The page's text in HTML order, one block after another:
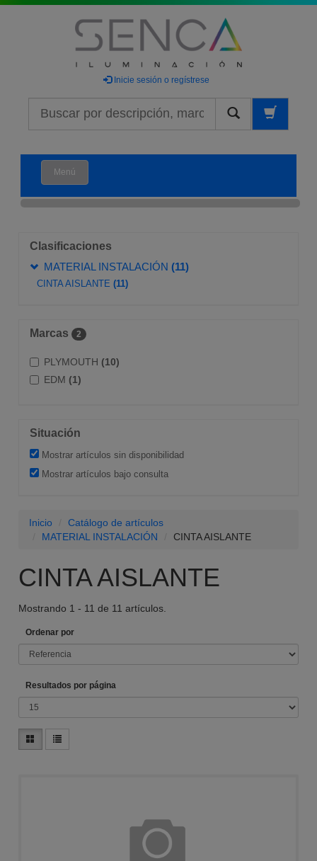
Inicie sesión o regístrese
Buscar
Menú
Clasificaciones
MATERIAL INSTALACIÓN(11)
CINTA AISLANTE(11)
Marcas 2
PLYMOUTH (10)
EDM (1)
Situación
Mostrar artículos sin disponibilidad
Mostrar artículos bajo consulta
Inicio
Catálogo de artículos
MATERIAL INSTALACIÓN
CINTA AISLANTE
CINTA AISLANTE
Mostrando 1 - 11 de 11 artículos.
Ordenar por
Resultados por página